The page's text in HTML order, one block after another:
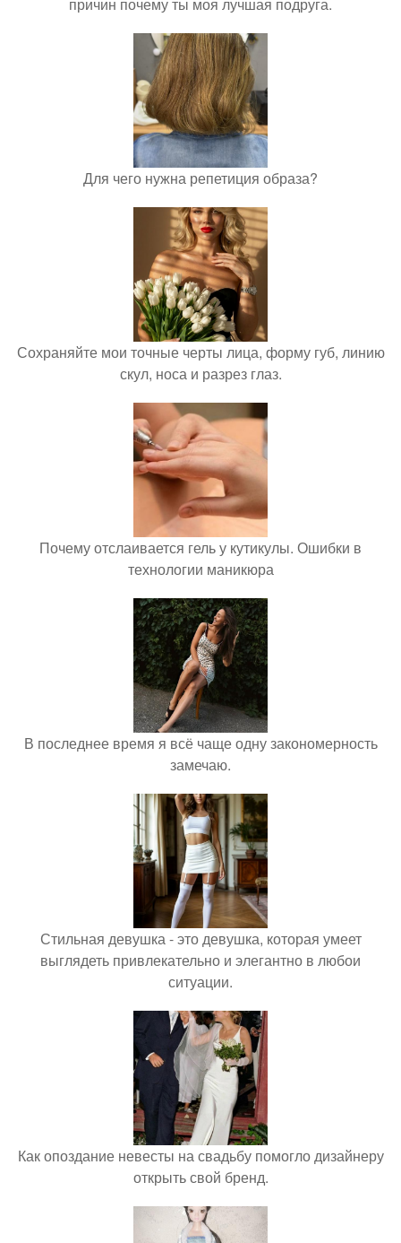
Для чего нужна репетиция образа?
Сохраняйте мои точные черты лица, форму губ, линию
скул, носа и разрез глаз.
Почему отслаивается гель у кутикулы. Ошибки в
технологии маникюра
В последнее время я всё чаще одну закономерность
замечаю.
Стильная девушка - это девушка, которая умеет
выглядеть привлекательно и элегантно в любои
ситуации.
Как опоздание невесты на свадьбу помогло дизайнеру
открыть свой бренд.